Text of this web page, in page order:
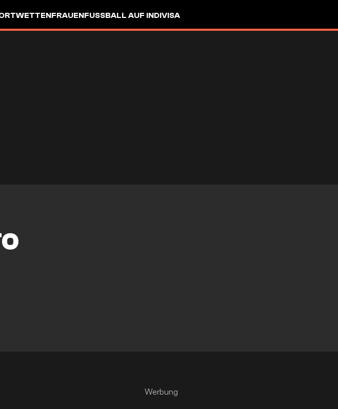
FRAUENFUSSBALL AUF INDIVISA